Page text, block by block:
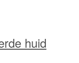
huid